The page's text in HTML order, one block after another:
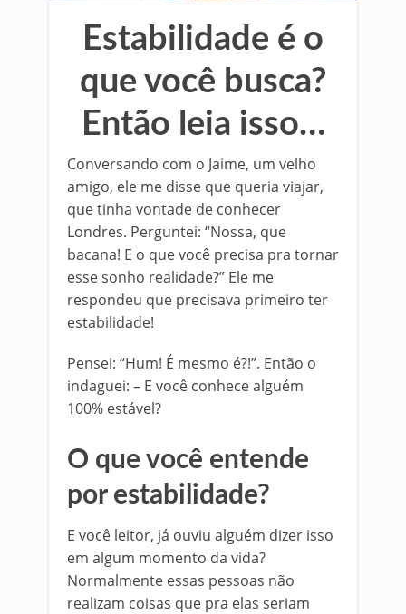
Estabilidade é o
que você busca?
Então leia isso…
Conversando com o Jaime, um velho
amigo, ele me disse que queria viajar,
que tinha vontade de conhecer
Londres. Perguntei: “Nossa, que
bacana! E o que você precisa pra tornar
esse sonho realidade?” Ele me
respondeu que precisava primeiro ter
estabilidade!
Pensei: “Hum! É mesmo é?!”. Então o
indaguei: – E você conhece alguém
100% estável?
O que você entende
por estabilidade?
E você leitor, já ouviu alguém dizer isso
em algum momento da vida?
Normalmente essas pessoas não
realizam coisas que pra elas seriam